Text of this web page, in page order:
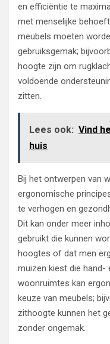
en efficiëntie te
met menselijke
meubels moeten
gebruiksgemak;
hoogte zijn om
voldoende
zitten.
Lees ook: Vind
huis
Bij het ontwerpen van
ergonomische
te verhogen en
Dit kan onder meer
gebruikt die kunnen
hoogtes of dat men
muizen kiest die hand-
woonruimtes kan
keuze van meubels;
zithoogte kunnen het
zonder ongemak.